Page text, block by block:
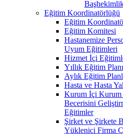
Eğitim Koordinatörlüğü
Eğitim
Eğitim Komitesi
Hastanemize
Uyum Eğitimleri
Hizmet İçi
Yıllık Eğitim Planı
Aylık Eğitim
Hasta ve Hasta
Kurum İçi Kurum
Becerisini
Eğitimler
Şirket ve Şirkete
Yüklenici Firma